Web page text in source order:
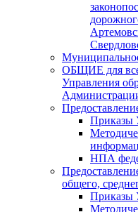
ОБЩИЕ для
Управления
Приказы
НПА
общего,
Приказы